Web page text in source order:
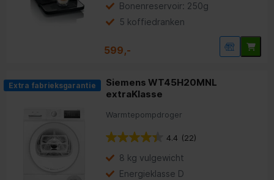
Bonenreservoir: 250g
5 koffiedranken
599,-
Extra fabrieksgarantie
Siemens WT45H20MNL
extraKlasse
Warmtepompdroger
4.4 (22)
8 kg vulgewicht
Energieklasse D